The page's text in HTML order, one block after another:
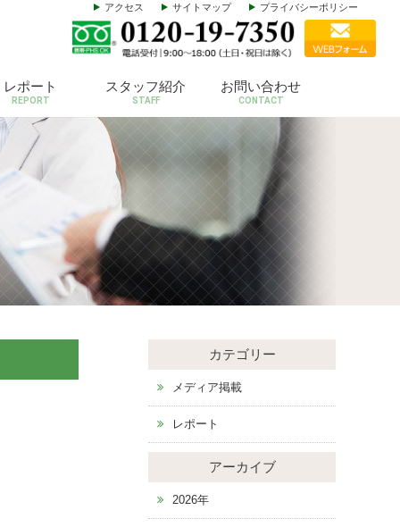
アクセス サイトマップ プライバシーポリシー
レポート
REPORT
スタッフ紹介
STAFF
お問い合わせ
CONTACT
カテゴリー
メディア掲載
レポート
アーカイブ
2026年